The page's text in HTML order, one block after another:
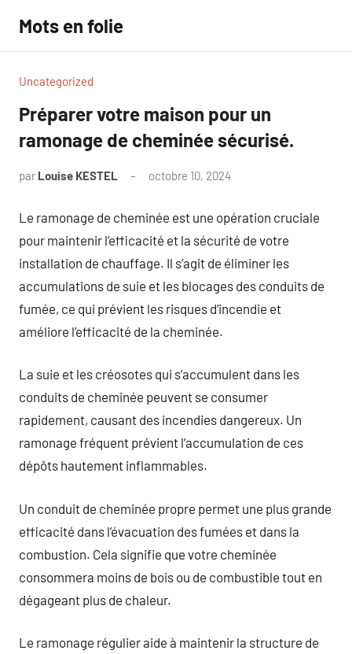
contenu
Mots en folie
Uncategorized
Préparer votre maison pour un
ramonage de cheminée sécurisé.
par Louise KESTEL octobre 10, 2024
Le ramonage de cheminée est une opération cruciale
pour maintenir l’efficacité et la sécurité de votre
installation de chauffage. Il s’agit de éliminer les
accumulations de suie et les blocages des conduits de
fumée, ce qui prévient les risques d’incendie et
améliore l’efficacité de la cheminée.
La suie et les créosotes qui s’accumulent dans les
conduits de cheminée peuvent se consumer
rapidement, causant des incendies dangereux. Un
ramonage fréquent prévient l’accumulation de ces
dépôts hautement inflammables.
Un conduit de cheminée propre permet une plus grande
efficacité dans l’évacuation des fumées et dans la
combustion. Cela signifie que votre cheminée
consommera moins de bois ou de combustible tout en
dégageant plus de chaleur.
Le ramonage régulier aide à maintenir la structure de